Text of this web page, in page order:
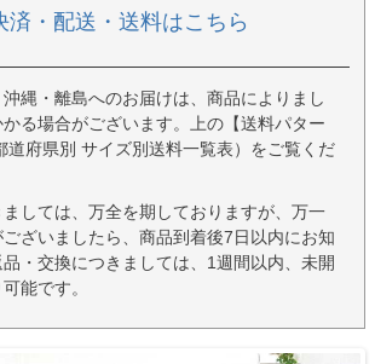
・配送・送料はこちら
縄・離島へのお届けは、商品によりまし
る場合がございます。上の【送料パター
道府県別 サイズ別送料一覧表）をご覧くだ
しては、万全を期しておりますが、万一
ざいましたら、商品到着後7日以内にお知
・交換につきましては、1週間以内、未開
能です。